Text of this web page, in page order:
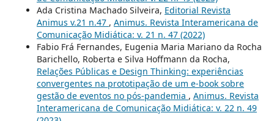
Ada Cristina Machado Silveira, Editorial Revista
Animus v.21 n.47 , Animus. Revista Interamericana de
Comunicação Midiática: v. 21 n. 47 (2022)
Fabio Frá Fernandes, Eugenia Maria Mariano da Rocha
Barichello, Roberta e Silva Hoffmann da Rocha,
Relações Públicas e Design Thinking: experiências
convergentes na prototipação de um e-book sobre
gestão de eventos no pós-pandemia , Animus. Revista
Interamericana de Comunicação Midiática: v. 22 n. 49